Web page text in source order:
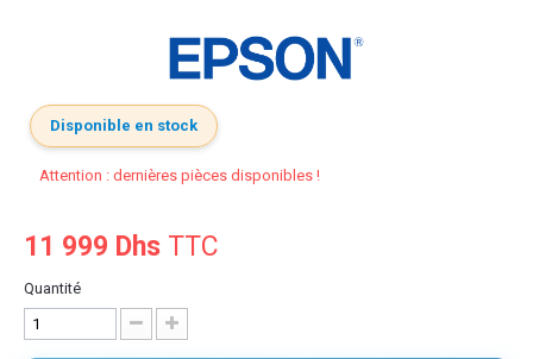
Disponible en stock
Attention : dernières pièces disponibles !
11 999 Dhs TTC
Quantité